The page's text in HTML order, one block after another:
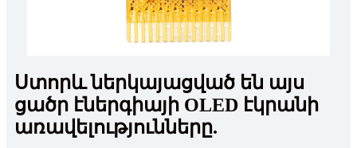
Ստորև ներկայացված են այս
ցածր էներգիայի OLED էկրանի
առավելությունները.